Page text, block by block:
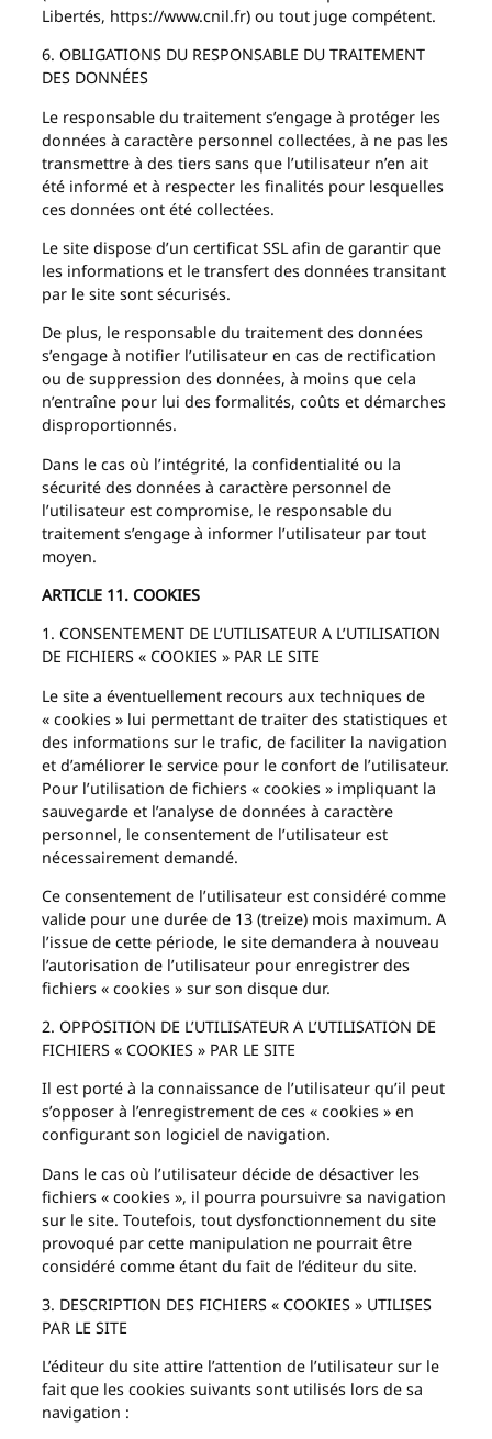
Libertés, https://www.cnil.fr) ou tout juge compétent.
6. OBLIGATIONS DU RESPONSABLE DU TRAITEMENT
DES DONNÉES
Le responsable du traitement s’engage à protéger les
données à caractère personnel collectées, à ne pas les
transmettre à des tiers sans que l’utilisateur n’en ait
été informé et à respecter les finalités pour lesquelles
ces données ont été collectées.
Le site dispose d’un certificat SSL afin de garantir que
les informations et le transfert des données transitant
par le site sont sécurisés.
De plus, le responsable du traitement des données
s’engage à notifier l’utilisateur en cas de rectification
ou de suppression des données, à moins que cela
n’entraîne pour lui des formalités, coûts et démarches
disproportionnés.
Dans le cas où l’intégrité, la confidentialité ou la
sécurité des données à caractère personnel de
l’utilisateur est compromise, le responsable du
traitement s’engage à informer l’utilisateur par tout
moyen.
ARTICLE 11. COOKIES
1. CONSENTEMENT DE L’UTILISATEUR A L’UTILISATION
DE FICHIERS « COOKIES » PAR LE SITE
Le site a éventuellement recours aux techniques de
« cookies » lui permettant de traiter des statistiques et
des informations sur le trafic, de faciliter la navigation
et d’améliorer le service pour le confort de l’utilisateur.
Pour l’utilisation de fichiers « cookies » impliquant la
sauvegarde et l’analyse de données à caractère
personnel, le consentement de l’utilisateur est
nécessairement demandé.
Ce consentement de l’utilisateur est considéré comme
valide pour une durée de 13 (treize) mois maximum. A
l’issue de cette période, le site demandera à nouveau
l’autorisation de l’utilisateur pour enregistrer des
fichiers « cookies » sur son disque dur.
2. OPPOSITION DE L’UTILISATEUR A L’UTILISATION DE
FICHIERS « COOKIES » PAR LE SITE
Il est porté à la connaissance de l’utilisateur qu’il peut
s’opposer à l’enregistrement de ces « cookies » en
configurant son logiciel de navigation.
Dans le cas où l’utilisateur décide de désactiver les
fichiers « cookies », il pourra poursuivre sa navigation
sur le site. Toutefois, tout dysfonctionnement du site
provoqué par cette manipulation ne pourrait être
considéré comme étant du fait de l’éditeur du site.
3. DESCRIPTION DES FICHIERS « COOKIES » UTILISES
PAR LE SITE
L’éditeur du site attire l’attention de l’utilisateur sur le
fait que les cookies suivants sont utilisés lors de sa
navigation :